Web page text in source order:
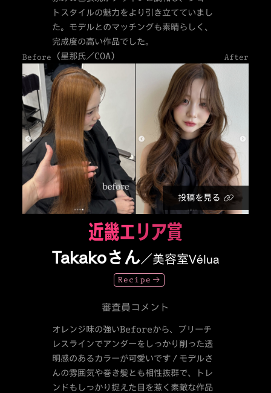
トスタイルの魅力をより引き立てていまし
た。モデルとのマッチングも素晴らしく、
完成度の高い作品でした。
（星那氏／COA）
Before After
投稿を見る
近畿エリア賞
Takakoさん／美容室Vélua
Recipe
審査員コメント
オレンジ味の強いBeforeから、ブリーチ
レスラインでアンダーをしっかり削った透
明感のあるカラーが可愛いです！モデルさ
んの雰囲気や巻き髪とも相性抜群で、トレ
ンドもしっかり捉えた目を惹く素敵な作品